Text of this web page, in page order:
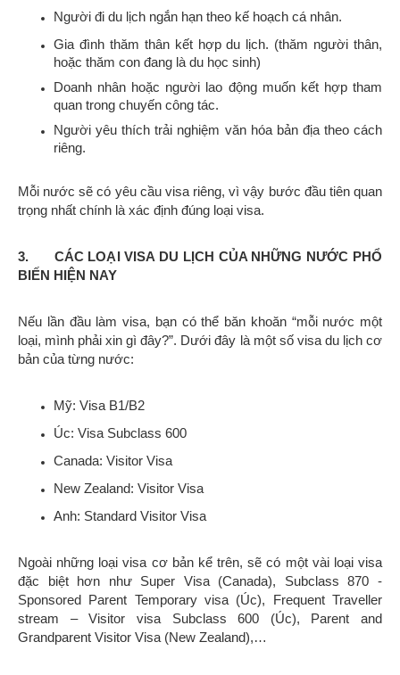
Người đi du lịch ngắn hạn theo kế hoạch cá nhân.
Gia đình thăm thân kết hợp du lịch. (thăm người thân,
hoặc thăm con đang là du học sinh)
Doanh nhân hoặc người lao động muốn kết hợp tham
quan trong chuyến công tác.
Người yêu thích trải nghiệm văn hóa bản địa theo cách
riêng.
Mỗi nước sẽ có yêu cầu visa riêng, vì vậy bước đầu tiên quan
trọng nhất chính là xác định đúng loại visa.
3. CÁC LOẠI VISA DU LỊCH CỦA NHỮNG NƯỚC PHỔ
BIẾN HIỆN NAY
Nếu lần đầu làm visa, bạn có thể băn khoăn “mỗi nước một
loại, mình phải xin gì đây?”. Dưới đây là một số visa du lịch cơ
bản của từng nước:
Mỹ: Visa B1/B2
Úc: Visa Subclass 600
Canada: Visitor Visa
New Zealand: Visitor Visa
Anh: Standard Visitor Visa
Ngoài những loại visa cơ bản kể trên, sẽ có một vài loại visa
đặc biệt hơn như Super Visa (Canada), Subclass 870 -
Sponsored Parent Temporary visa (Úc), Frequent Traveller
stream – Visitor visa Subclass 600 (Úc), Parent and
Grandparent Visitor Visa (New Zealand),…